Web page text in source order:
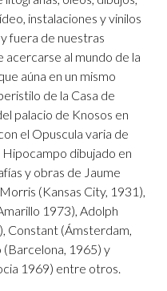
instalaciones y vinilos
fuera de nuestras
al mundo de la
aúna en un mismo
de la Casa de
palacio de Knosos en
el Opuscula varia de
Hipocampo dibujado en
y obras de Jaume
(Kansas City, 1931),
1973), Adolph
Constant (Ámsterdam,
(Barcelona, 1965) y
1969) entre otros.